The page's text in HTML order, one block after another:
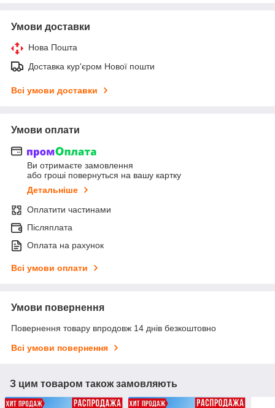
Умови доставки
Нова Пошта
Доставка кур'єром Нової пошти
Всі умови доставки
Умови оплати
Ви отримаєте замовлення
або гроші повернуться на вашу картку
Детальніше
Оплатити частинами
Післяплата
Оплата на рахунок
Всі умови оплати
Умови повернення
Повернення товару впродовж 14 днів безкоштовно
Всі умови повернення
З цим товаром також замовляють